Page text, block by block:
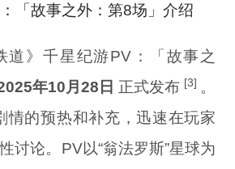
「故事之外：第8场」介绍
道》千星纪游PV：「故事之
年10月28日 正式发布 [3] 。
情的预热和补充，迅速在玩家
讨论。PV以“翁法罗斯”星球为